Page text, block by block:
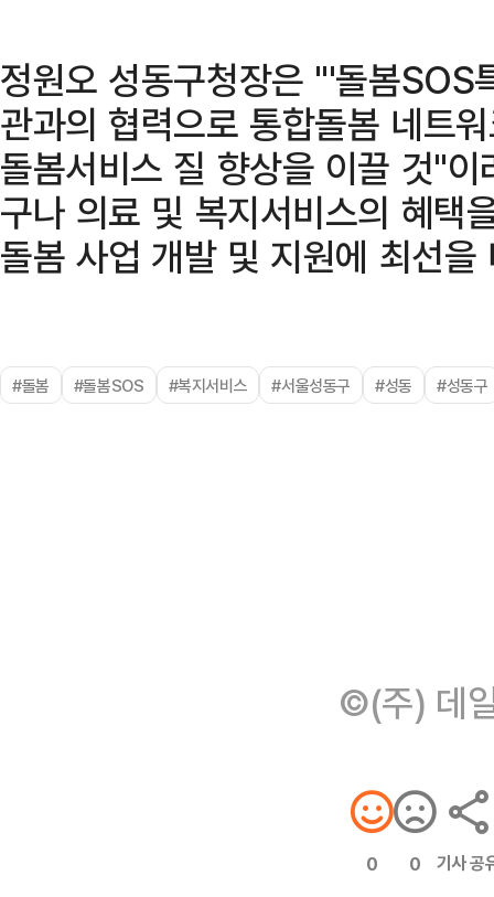
정원오 성동구청장은 "'돌봄SOS
관과의 협력으로 통합돌봄 네트
돌봄서비스 질 향상을 이끌 것"
구나 의료 및 복지서비스의 혜택
돌봄 사업 개발 및 지원에 최선
#돌봄 #돌봄SOS #복지서비스 #서울성동구 #성동 #성동구
©(주) 데
0 0 기사 공